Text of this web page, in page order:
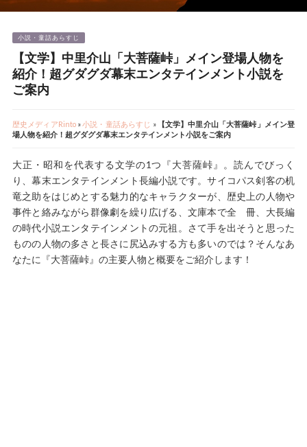
小説・童話あらすじ
【文学】中里介山「大菩薩峠」メイン登場人物を
紹介！超グダグダ幕末エンタテインメント小説を
ご案内
歴史メディアRinto»小説・童話あらすじ »
【文学】中里介山「大菩薩峠」メイン登
場人物を紹介！超グダグダ幕末エンタテインメント小説をご案内
大正・昭和を代表する文学の1つ『大菩薩峠』。読んでびっく
り、幕末エンタテインメント長編小説です。サイコパス剣客の机
竜之助をはじめとする魅力的なキャラクターが、歴史上の人物や
事件と絡みながら群像劇を繰り広げる、文庫本で全 冊、大長編
の時代小説エンタテインメントの元祖。さて手を出そうと思った
ものの人物の多さと長さに尻込みする方も多いのでは？そんなあ
なたに『大菩薩峠』の主要人物と概要をご紹介します！